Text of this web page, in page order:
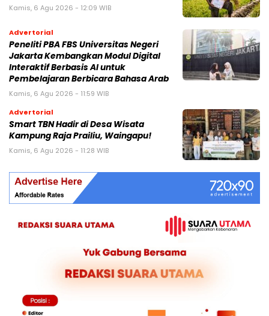
Kamis, 6 Agu 2026 - 12:09 WIB
Advertorial
Peneliti PBA FBS Universitas Negeri
Jakarta Kembangkan Modul Digital
Interaktif Berbasis AI untuk
Pembelajaran Berbicara Bahasa Arab
Kamis, 6 Agu 2026 - 11:59 WIB
Advertorial
Smart TBN Hadir di Desa Wisata
Kampung Raja Prailiu, Waingapu!
Kamis, 6 Agu 2026 - 11:28 WIB